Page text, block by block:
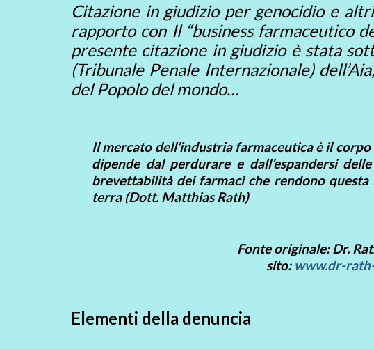
Citazione in giudizio per genocidio e
rapporto con Il “business farmaceutico
presente citazione in giudizio è stata
(Tribunale Penale Internazionale)
del Popolo del mondo…
Il mercato dell’industria farmaceutica è il
dipende dal perdurare e dall’espandersi
brevettabilità dei farmaci che rendono
terra (Dott. Matthias Rath)
Fonte originale: Dr.
sito: www.dr-
Elementi della denuncia